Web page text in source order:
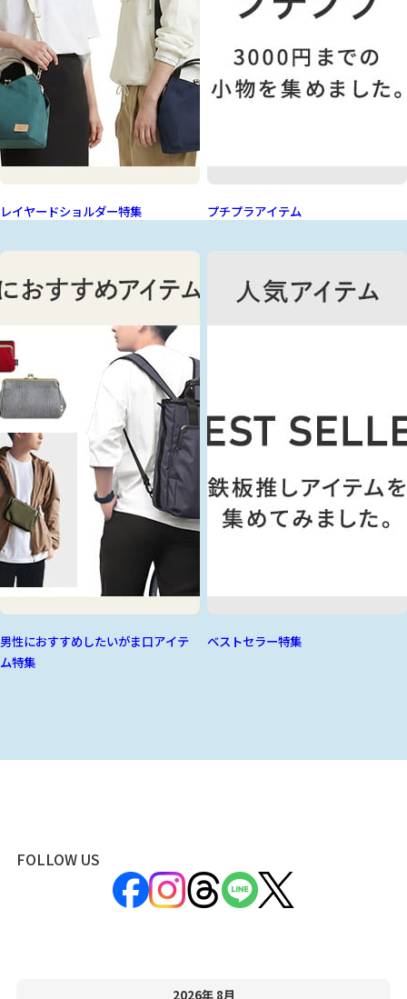
レイヤードショルダー特集 プチプラアイテム
男性におすすめしたいがま口アイテ
ム特集
ベストセラー特集
FOLLOW US
2026年 8月